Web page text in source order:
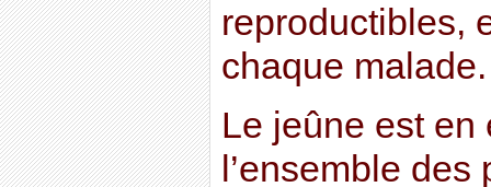
reproductibles,
chaque malade.
Le jeûne est en
l’ensemble